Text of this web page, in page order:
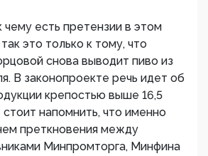
чему есть претензии в этом
это только к тому, что
снова выводит пиво из
В законопроекте речь идет об
крепостью выше 16,5
напомнить, что именно
преткновения между
Минпромторга, Минфина